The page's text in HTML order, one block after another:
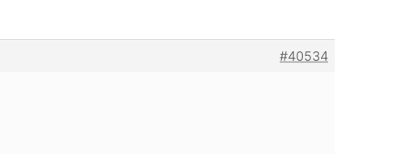
#40534